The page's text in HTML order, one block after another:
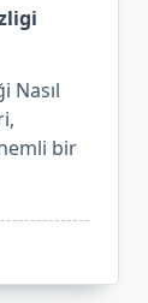
Nasıl
bir